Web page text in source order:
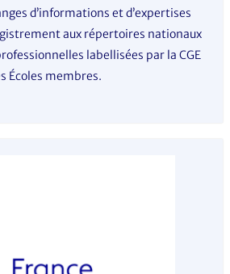
d’informations et d’expertises
aux répertoires nationaux
labellisées par la CGE
Écoles membres.